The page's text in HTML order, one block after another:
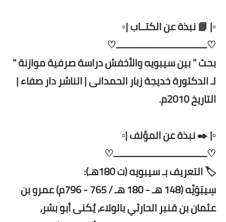
▫️| 📘 نبذة عن الكتــاب |▫️
♡ــــــــــــــــــــــــــــــــــــ♡
بحث " بين سيبويه والأخفش دراسة صرفية موازنة "
لـ الدكتورة خديجة زبار الحمدانى | الناشر دار صفاء |
التاريخ 2010م.
▫️| ✒️ نبذة عن المؤلف |▫️
♡ـــــــــــــــــــــــــــــــــــــ♡
🏷️ التعريف بـ سيبويه (ت 180هـ):
سِيبَوَيْه (148 هـ - 180 هـ / 765 - 796م) عمرو بن
عثمان بن قنبر الحارثي بالولاء، يُكنى أبو بشر،